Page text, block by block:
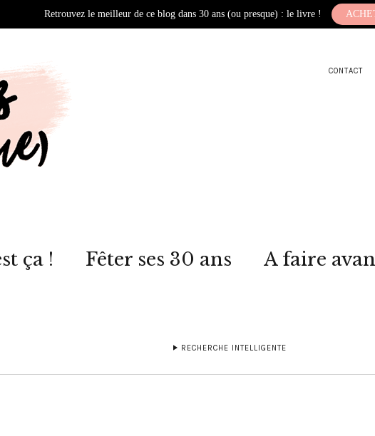
CONTACT
ça ! Fêter ses 30 ans A faire
RECHERCHE INTELLIGENTE
Retrouvez le meilleur de ce blog dans 30 ans (ou presque) : le livre !